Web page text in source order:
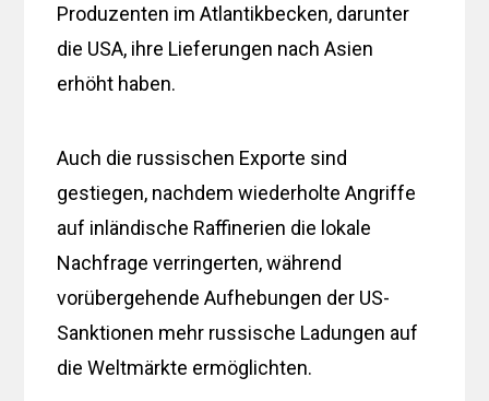
Produzenten im Atlantikbecken, darunter
die USA, ihre Lieferungen nach Asien
erhöht haben.
Auch die russischen Exporte sind
gestiegen, nachdem wiederholte Angriffe
auf inländische Raffinerien die lokale
Nachfrage verringerten, während
vorübergehende Aufhebungen der US-
Sanktionen mehr russische Ladungen auf
die Weltmärkte ermöglichten.